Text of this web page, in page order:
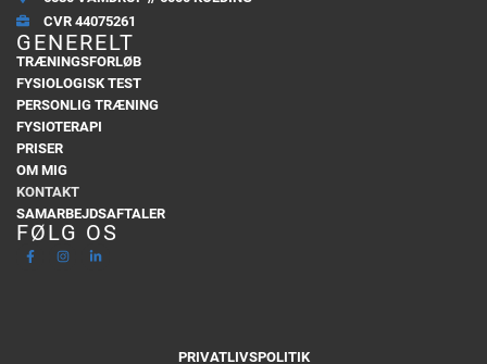
CVR 44075261
GENERELT
TRÆNINGSFORLØB
FYSIOLOGISK TEST
PERSONLIG TRÆNING
FYSIOTERAPI
PRISER
OM MIG
KONTAKT
SAMARBEJDSAFTALER
FØLG OS
PRIVATLIVSPOLITIK